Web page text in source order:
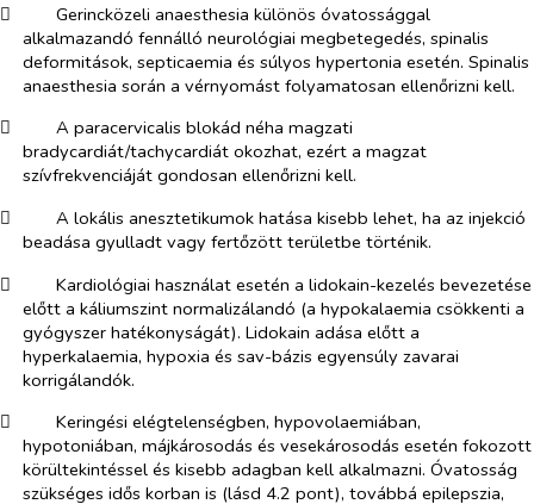
​
Gerincközeli anaesthesia különös óvatossággal
alkalmazandó fennálló neurológiai megbetegedés, spinalis
deformitások, septicaemia és súlyos hypertonia esetén. Spinalis
anaesthesia során a vérnyomást folyamatosan ellenőrizni kell.
​
A paracervicalis blokád néha magzati
bradycardiát/tachycardiát okozhat, ezért a magzat
szívfrekvenciáját gondosan ellenőrizni kell.
​
A lokális anesztetikumok hatása kisebb lehet, ha az injekció
beadása gyulladt vagy fertőzött területbe történik.
​
Kardiológiai használat esetén a lidokain-kezelés bevezetése
előtt a káliumszint normalizálandó (a hypokalaemia csökkenti a
gyógyszer hatékonyságát). Lidokain adása előtt a
hyperkalaemia, hypoxia és sav-bázis egyensúly zavarai
korrigálandók.
​
Keringési elégtelenségben, hypovolaemiában,
hypotoniában, májkárosodás és vesekárosodás esetén fokozott
körültekintéssel és kisebb adagban kell alkalmazni. Óvatosság
szükséges idős korban is (lásd 4.2 pont), továbbá epilepszia,